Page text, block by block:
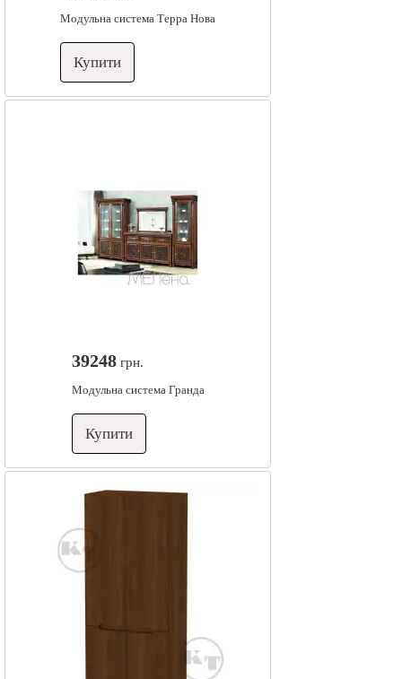
Модульна система Терра Нова
Купити
39248грн.
Модульна система Гранда
Купити